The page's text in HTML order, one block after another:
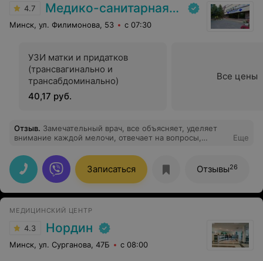
4.7 Медико-санитарная часть Вавилова
Минск, ул. Филимонова, 53 с 07:30
УЗИ матки и придатков
(трансвагинально и
трансабдоминально)
40,17 руб.
Все цены
Отзыв. Замечательный врач, все объясняет, уделяет
внимание каждой мелочи, отвечает на вопросы,
Еще
Записаться Отзывы26
МЕДИЦИНСКИЙ ЦЕНТР
4.3 Нордин
Минск, ул. Сурганова, 47Б с 08:00